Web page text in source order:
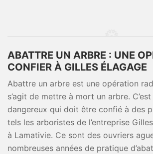
ABATTRE UN ARBRE : UNE
CONFIER À GILLES ÉLAGAGE
Abattre un arbre est une opération
s’agit de mettre à mort un arbre.
dangereux qui doit être confié à des
tels les arboristes de l’entreprise
à Lamativie. Ce sont des ouvriers
nombreuses années de pratique